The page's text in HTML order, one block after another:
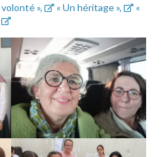
», « Un héritage »,
«